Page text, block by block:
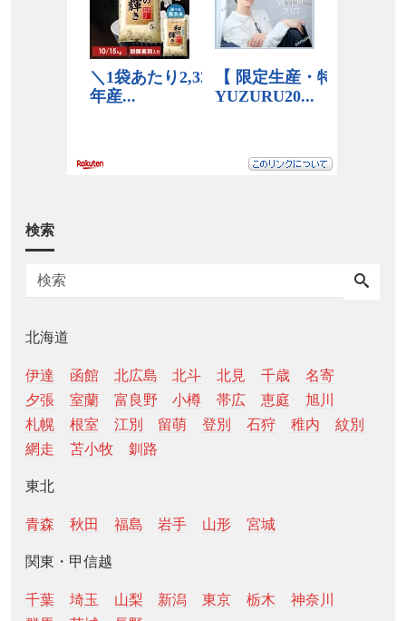
検索
北海道
伊達 函館 北広島 北斗 北見 千歳
名寄
夕張
室蘭 富良野 小樽 帯広 恵庭
旭川
札幌
根室 江別 留萌 登別 石狩 稚内
紋別
網走
苫小牧 釧路
東北
青森 秋田 福島 岩手 山形 宮城
関東・甲信越
千葉 埼玉 山梨 新潟 東京 栃木
神奈川